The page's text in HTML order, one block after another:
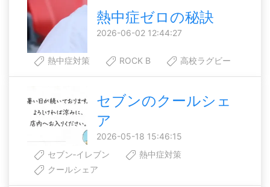
熱中症ゼロの秘訣
2026-06-02 12:44:27
熱中症対策 ROCK B 高校ラグビー
セブンのクールシェ
ア
2026-05-18 15:46:15
セブン‐イレブン
熱中症対策
クールシェア